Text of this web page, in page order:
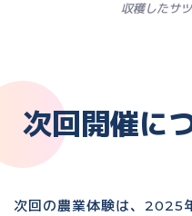
収穫したサ
次回開催に
次回の農業体験は、2025